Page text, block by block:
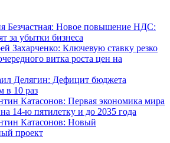
Безчастная: Новое повышение НДС:
за убытки бизнеса
Захарченко: Ключевую ставку резко
витка роста цен на
Делягин: Дефицит бюджета
в 10 раз
Катасонов: Первая экономика мира
на 14-ю пятилетку и до 2035 года
Катасонов: Новый
проект